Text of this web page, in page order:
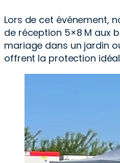
Lors de cet événement,
de réception 5×8 M aux
mariage dans un jardin
offrent la protection